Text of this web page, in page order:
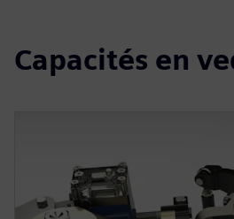
Capacités en